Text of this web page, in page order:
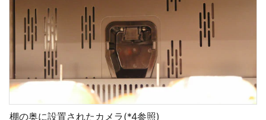
棚の奥に設置されたカメラ(*4参照)